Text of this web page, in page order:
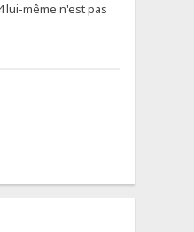
lui-même n'est pas